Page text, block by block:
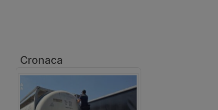
Cronaca